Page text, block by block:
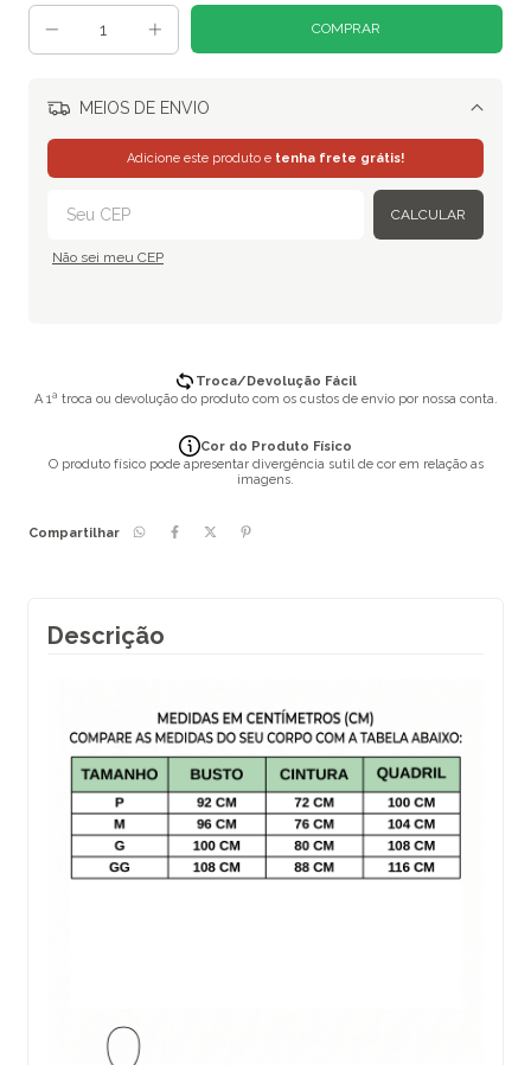
MEIOS DE ENVIO
Adicione este produto e tenha frete grátis!
CALCULAR
Não sei meu CEP
Troca/Devolução Fácil
A 1ª troca ou devolução do produto com os custos de envio por nossa conta.
Cor do Produto Físico
O produto físico pode apresentar divergência sutil de cor em relação as
imagens.
Compartilhar
Descrição